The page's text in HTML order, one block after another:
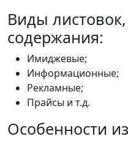
Виды
содержания:
Имиджевые;
Информационные;
Рекламные;
Прайсы и т.д.
Особенности